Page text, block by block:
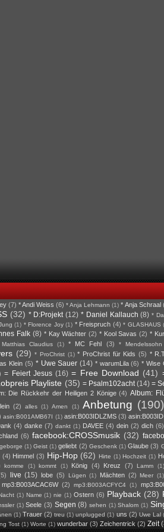
(7) * Andi Weiss (6) * Anja Lehmann (1) * Anja Schraal
(32) * D:Projekt (12) * Daniel Kallauch (8) *
(1) * Florence Joy (1) * Freispruch (4) * GLASHAUS
Falk (8) * Kay Wächter (2) * Kool Savas (2) *
Claudius (1) * MC Fehl (3) * Mendelssohn
(29) * ProChrist (1) * ProChrist für Kids (5) *
Klein (5) * Uwe Sauer (14) * warumLila (6) * Wise
= Feiert Jesus (16) = Free Download (41)
Playliste (35) = Psalm102acht (14) =
Die Rückkehr der Heiligen 2 Könige (4) Album:
(2) alles (1) Amen (1) Anbetung (190)
asin:B001AMB67I (1) asin:B003IDLZMS (3)
(4) danke (7) dankt (1) DAVEE (4) dein (2) dich (6)
(6) facebook:CROSSmusik (32)
geborge (1) Geist (1) geliebt (2) Geschenk (1) Glaube (3)
(4) Himmel (3) Hip-Hop (62) Hirte (1) Hochzeit (1)
komme (1) kommt (1) König (4) Kreuz (7) Lamm (1)
live (15) lobe (5) Lügen (1) Mächten (2) Meer (1)
mp3:B003ACAC6W (2) mp3:B003ACFYC4 (1)
(1) Name (1) nie (1) Ostern (6) Playback (28)
(1) Seele (3) Segen (8) sehen (1) Shalom (1)
(1) Trauer (2) treu (1) unplugged (1) uns (2) Uwe Lal
Tost (1) Worte (1) wunderbar (3) Zeichentrick (2) Zeit